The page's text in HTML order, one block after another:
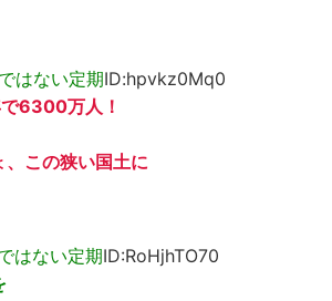
はない定期ID:hpvkz0Mq0
6300万人！
この狭い国土に
はない定期ID:RoHjhTO70